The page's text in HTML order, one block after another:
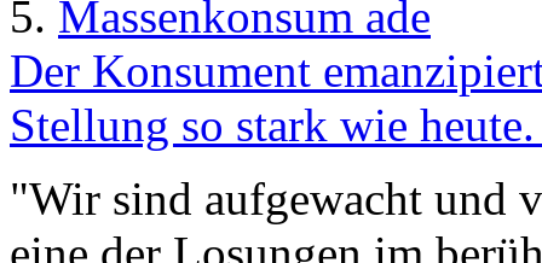
5. Massenkonsum ade
Der Konsument
Stellung so stark wie
"Wir sind aufgewacht und
eine der Losungen im